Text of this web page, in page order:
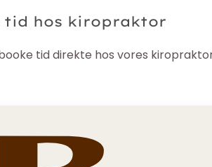
tid hos kiropraktor
tid direkte hos vores